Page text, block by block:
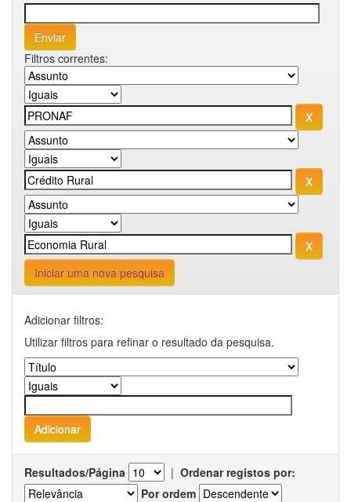
Filtros correntes:
Iniciar uma nova pesquisa
Adicionar filtros:
Utilizar filtros para refinar o resultado da pesquisa.
Resultados/Página | Ordenar registos por:
Por ordem